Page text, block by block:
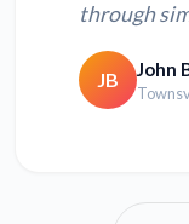
through
JB John